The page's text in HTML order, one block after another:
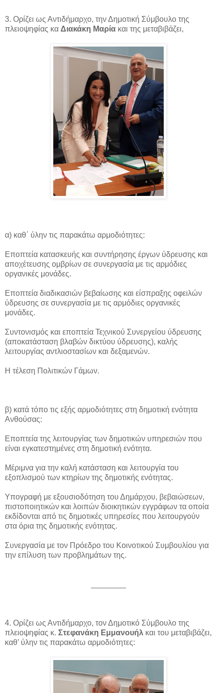
3. Ορίζει ως Αντιδήμαρχο, την Δημοτική Σύμβουλο της
πλειοψηφίας κα Διακάκη Μαρία και της μεταβιβάζει,
α) καθ΄ ύλην τις παρακάτω αρμοδιότητες:
Εποπτεία κατασκευής και συντήρησης έργων ύδρευσης και
αποχέτευσης ομβρίων σε συνεργασία με τις αρμόδιες
οργανικές μονάδες.
Εποπτεία διαδικασιών βεβαίωσης και είσπραξης οφειλών
ύδρευσης σε συνεργασία με τις αρμόδιες οργανικές
μονάδες.
Συντονισμός και εποπτεία Τεχνικού Συνεργείου ύδρευσης
(αποκατάσταση βλαβών δικτύου ύδρευσης), καλής
λειτουργίας αντλιοστασίων και δεξαμενών.
Η τέλεση Πολιτικών Γάμων.
β) κατά τόπο τις εξής αρμοδιότητες στη δημοτική ενότητα
Ανθούσας:
Εποπτεία της λειτουργίας των δημοτικών υπηρεσιών που
είναι εγκατεστημένες στη δημοτική ενότητα.
Μέριμνα για την καλή κατάσταση και λειτουργία του
εξοπλισμού των κτηρίων της δημοτικής ενότητας.
Υπογραφή με εξουσιοδότηση του Δημάρχου, βεβαιώσεων,
πιστοποιητικών και λοιπών διοικητικών εγγράφων τα οποία
εκδίδονται από τις δημοτικές υπηρεσίες που λειτουργούν
στα όρια της δημοτικής ενότητας.
Συνεργασία με τον Πρόεδρο του Κοινοτικού Συμβουλίου για
την επίλυση των προβλημάτων της.
4. Ορίζει ως Αντιδήμαρχο, τον Δημοτικό Σύμβουλο της
πλειοψηφίας κ. Στεφανάκη Εμμανουήλ και του μεταβιβάζει,
καθ’ ύλην τις παρακάτω αρμοδιότητες: